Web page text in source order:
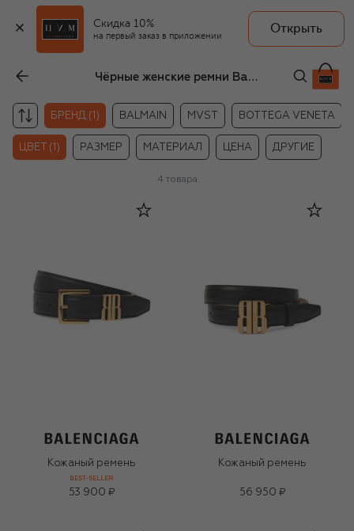
Скидка 10%
на первый заказ в приложении
Открыть
Чёрные женские ремни Balenciaga
БРЕНД (1) BALMAIN MVST BOTTEGA VENETA
ЦВЕТ (1) РАЗМЕР МАТЕРИАЛ ЦЕНА ДРУГИЕ
4 товара
Кожаный ремень
BEST-SELLER
53 900 ₽
Кожаный ремень
56 950 ₽